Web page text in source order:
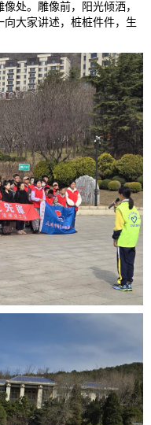
处。雕像前，阳光倾洒，
大家讲述，桩桩件件，生